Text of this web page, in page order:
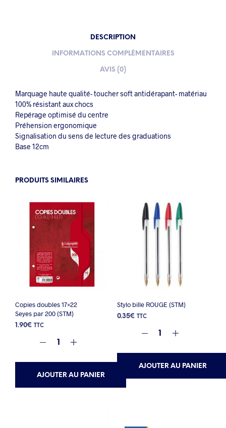
DESCRIPTION
INFORMATIONS COMPLÉMENTAIRES
AVIS (0)
Marquage haute qualité- toucher soft antidérapant- matériau
100% résistant aux chocs
Repérage optimisé du centre
Préhension ergonomique
Signalisation du sens de lecture des graduations
Base 12cm
PRODUITS SIMILAIRES
Copies doubles 17×22
Seyes par 200 (STM)
1.90€ TTC
AJOUTER AU PANIER
Stylo bille ROUGE (STM)
0.35€ TTC
AJOUTER AU PANIER